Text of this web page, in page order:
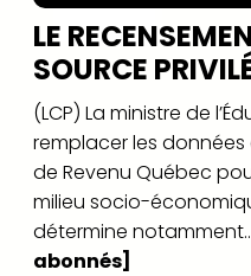
LE
SOURCE
(LCP) La ministre de
remplacer les
de Revenu Québec
milieu socio-
détermine
abonnés]